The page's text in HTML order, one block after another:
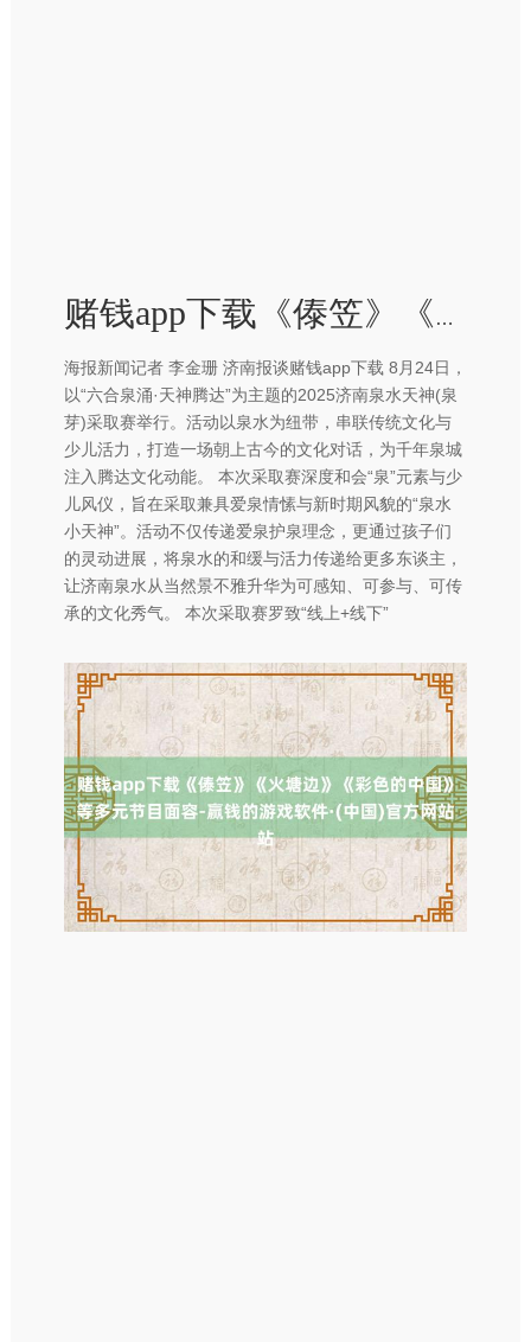
赌钱app下载《傣笠》《火塘边》《彩色的中国》等多元节目面容-赢钱的游戏软件·(中国)官方网站
海报新闻记者 李金珊 济南报谈赌钱app下载 8月24日，
以“六合泉涌·天神腾达”为主题的2025济南泉水天神(泉
芽)采取赛举行。活动以泉水为纽带，串联传统文化与
少儿活力，打造一场朝上古今的文化对话，为千年泉城
注入腾达文化动能。 本次采取赛深度和会“泉”元素与少
儿风仪，旨在采取兼具爱泉情愫与新时期风貌的“泉水
小天神”。活动不仅传递爱泉护泉理念，更通过孩子们
的灵动进展，将泉水的和缓与活力传递给更多东谈主，
让济南泉水从当然景不雅升华为可感知、可参与、可传
承的文化秀气。 本次采取赛罗致“线上+线下”